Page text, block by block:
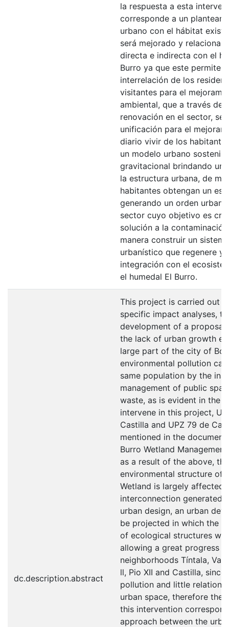
la respuesta a esta
corresponde a un
urbano con el hábitat
será mejorado y
directa e indirecta con el
Burro ya que este permite
interrelación de los
visitantes para el
ambiental, que a través de
renovación en el sector, se
unificación para el
diario vivir de los
un modelo urbano
gravitacional brindando
la estructura urbana, de
habitantes obtengan un
generando un orden
sector cuyo objetivo es
solución a la
manera construir un
urbanístico que regenere y
integración con el
el humedal El Burro.
dc.description.abstract
This project is carried out
specific impact analyses,
development of a proposal
the lack of urban growth
large part of the city of
environmental pollution
same population by the
management of public
waste, as is evident in the
intervene in this project,
Castilla and UPZ 79 de
mentioned in the
Burro Wetland
as a result of the above,
environmental structure of
Wetland is largely affected.
interconnection generated
urban design, an urban
be projected in which the
of ecological structures
allowing a great progress
neighborhoods Tíntala,
ll, Pio XII and Castilla,
pollution and little relation
urban space, therefore the
this intervention
approach between the